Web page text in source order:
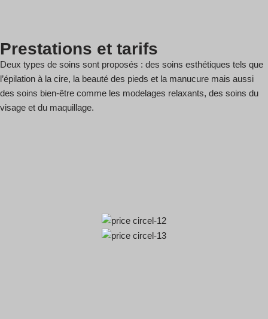
Prestations et tarifs
Deux types de soins sont proposés : des soins esthétiques tels que
l’épilation à la cire, la beauté des pieds et la manucure mais aussi
des soins bien-être comme les modelages relaxants, des soins du
visage et du maquillage.